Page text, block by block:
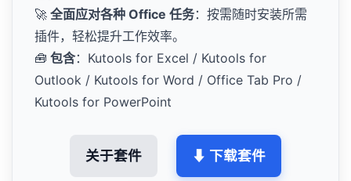
🚀 全面应对各种 Office 任务：按需随时安装所需
插件，轻松提升工作效率。
🧰 包含：Kutools for Excel / Kutools for
Outlook / Kutools for Word / Office Tab Pro /
Kutools for PowerPoint
关于套件 ⬇ 下载套件